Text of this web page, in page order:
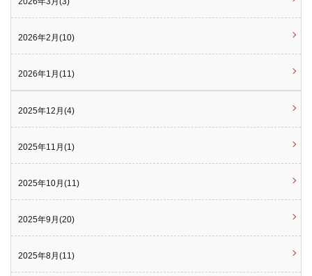
2026年2月(10)
2026年1月(11)
2025年12月(4)
2025年11月(1)
2025年10月(11)
2025年9月(20)
2025年8月(11)